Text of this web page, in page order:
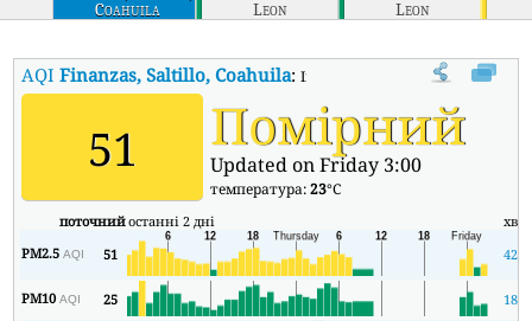
Coahuila
Leon
Leon
AQIFinanzas, Saltillo, Coahuila:Індекс якості повітря в
51 Помірний
Updated on Friday 3:00
температура:23°C
поточнийостанні 2 дні хв
PM2.5AQI 51 42
PM10AQI 25 18